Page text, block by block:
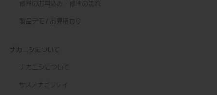
修理のお申込み・修理の流れ
製品デモ / お見積もり
ナカニシについて
ナカニシについて
サステナビリティ